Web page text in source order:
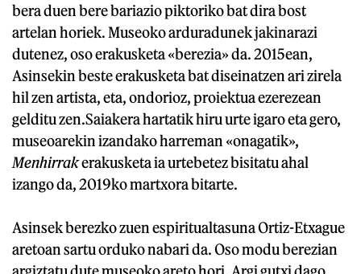
bera duen bere bariazio piktoriko bat dira bost
artelan horiek. Museoko arduradunek jakinarazi
dutenez, oso erakusketa «berezia» da. 2015ean,
Asinsekin beste erakusketa bat diseinatzen ari zirela
hil zen artista, eta, ondorioz, proiektua ezerezean
gelditu zen.Saiakera hartatik hiru urte igaro eta gero,
museoarekin izandako harreman «onagatik»,
Menhirrakerakusketa ia urtebetez bisitatu ahal
izango da, 2019ko martxora bitarte.
Asinsek berezko zuen espiritualtasuna Ortiz-Etxague
aretoan sartu orduko nabari da. Oso modu berezian
argiztatu dute museoko areto hori. Argi gutxi dago.